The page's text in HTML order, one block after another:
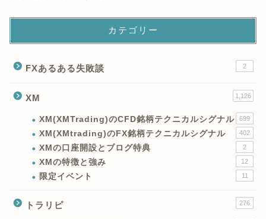
カテゴリー
FXあるある失敗談 2
XM 1,126
XM(XMTrading)のCFD銘柄テクニカルシグナル 699
XM(XMtrading)のFX銘柄テクニカルシグナル 402
XMの口座開設とブログ特典 2
XMの特徴と強み 12
限定イベント 11
トラリピ 276